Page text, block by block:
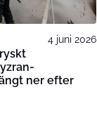
4 juni 2026
ner efter